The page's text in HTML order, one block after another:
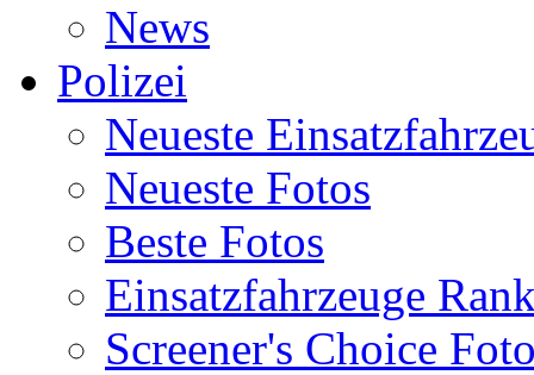
News
Polizei
Neueste
Neueste Fotos
Beste Fotos
Einsatzfahrzeuge
Screener's Choice